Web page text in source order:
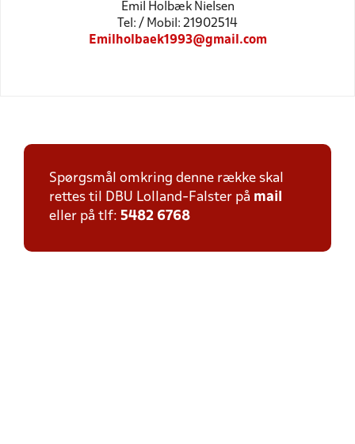
Emil Holbæk Nielsen
Tel: / Mobil: 21902514
Emilholbaek1993@gmail.com
Spørgsmål omkring denne række skal
rettes til DBU Lolland-Falster på mail
eller på tlf: 5482 6768